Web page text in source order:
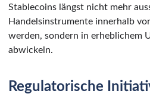
Stablecoins längst nicht mehr
Handelsinstrumente innerhalb
werden, sondern in erheblichem
abwickeln.
Regulatorische